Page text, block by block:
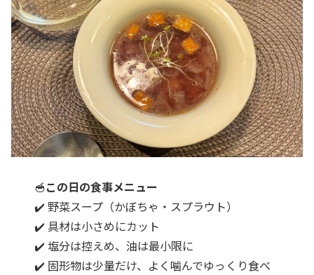
🥣この日の食事メニュー
✔️ 野菜スープ（かぼちゃ・スプラウト）
✔️ 具材は小さめにカット
✔️ 塩分は控えめ、油は最小限に
✔️ 固形物は少量だけ、よく噛んでゆっくり食べ